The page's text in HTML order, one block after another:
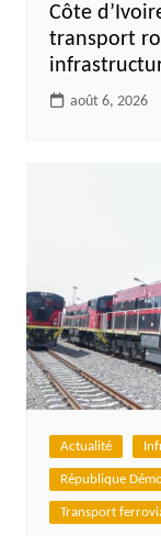
Côte
transport
août 6, 2026
Actualité
République
Transport